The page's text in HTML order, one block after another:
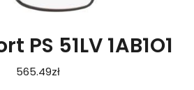
PS 51LV 1AB1O1
565.49zł